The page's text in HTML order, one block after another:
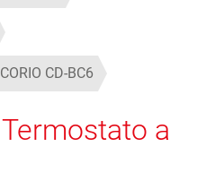
CORIO CD-BC6
Termostato a